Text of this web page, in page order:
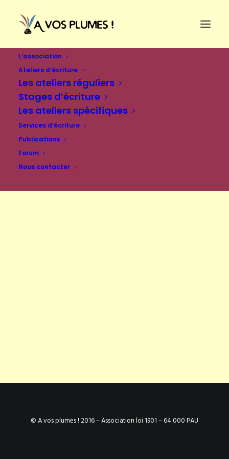
L’association
Ateliers d’écriture
Les ateliers réguliers
Stages d’écriture
Les ateliers spécifiques
Services d’écriture
Publications
Forum
Nous contacter
© A vos plumes ! 2016 – Association loi 1901 – 64 000 PAU